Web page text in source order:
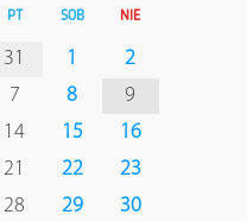
PT SOB NIE
31 1
2
7 8
9
14 15
16
21 22
23
28 29 30